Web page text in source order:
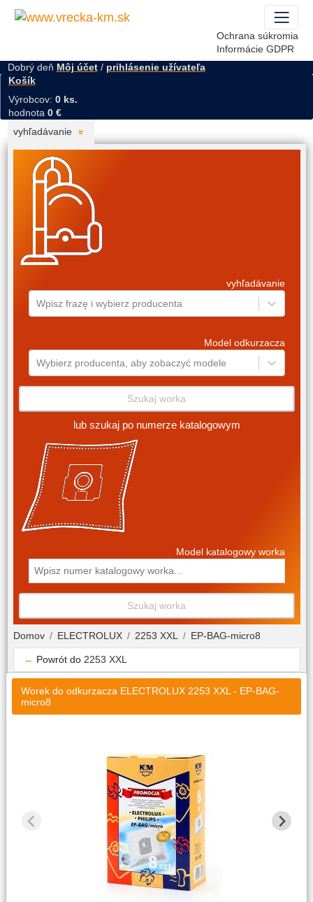
Ochrana súkromia
Informácie GDPR
Dobrý deň Môj účet/ prihlásenie užívateľa
Košík
Výrobcov: 0 ks.
hodnota 0 €
vyhľadávanie
vyhľadávanie
Wpisz frazę i wybierz producenta
Model odkurzacza
Wybierz producenta, aby zobaczyć modele
Szukaj worka
lub szukaj po numerze katalogowym
Model katalogowy worka
Szukaj worka
Domov ELECTROLUX 2253 XXL EP-BAG-micro8
← Powrót do 2253 XXL
Worek do odkurzacza ELECTROLUX 2253 XXL - EP-BAG-
micro8